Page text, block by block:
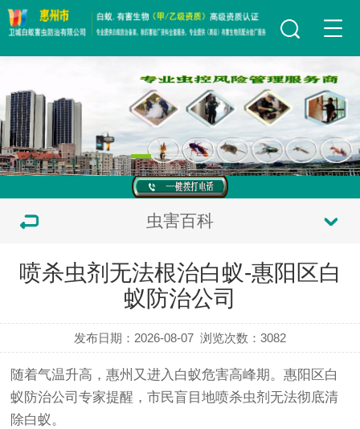
虫害百科
喷杀虫剂无法根治白蚁-惠阳区白
蚁防治公司
发布日期：2026-08-07 浏览次数：3082
随着气温升高，惠州又进入白蚁危害高峰期。惠阳区白
蚁防治公司专家提醒，市民盲目地喷杀虫剂无法彻底清
除白蚁。